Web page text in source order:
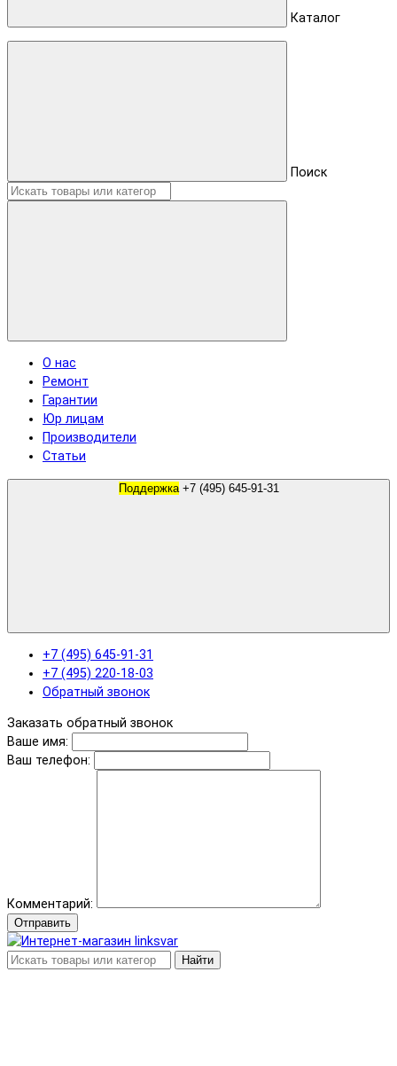
Каталог
Поиск
О нас
Ремонт
Гарантии
Юр лицам
Производители
Статьи
Поддержка
+7 (495) 645-91-31
+7 (495) 220-18-03
Обратный звонок
Заказать обратный звонок
Ваше имя:
Ваш телефон:
Комментарий:
Отправить
Найти